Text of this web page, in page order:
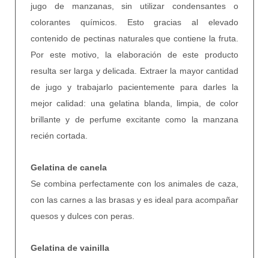
jugo de manzanas, sin utilizar condensantes o
colorantes químicos. Esto gracias al elevado
contenido de pectinas naturales que contiene la fruta.
Por este motivo, la elaboración de este producto
resulta ser larga y delicada. Extraer la mayor cantidad
de jugo y trabajarlo pacientemente para darles la
mejor calidad: una gelatina blanda, limpia, de color
brillante y de perfume excitante como la manzana
recién cortada.
Gelatina de canela
Se combina perfectamente con los animales de caza,
con las carnes a las brasas y es ideal para acompañar
quesos y dulces con peras.
Gelatina de vainilla